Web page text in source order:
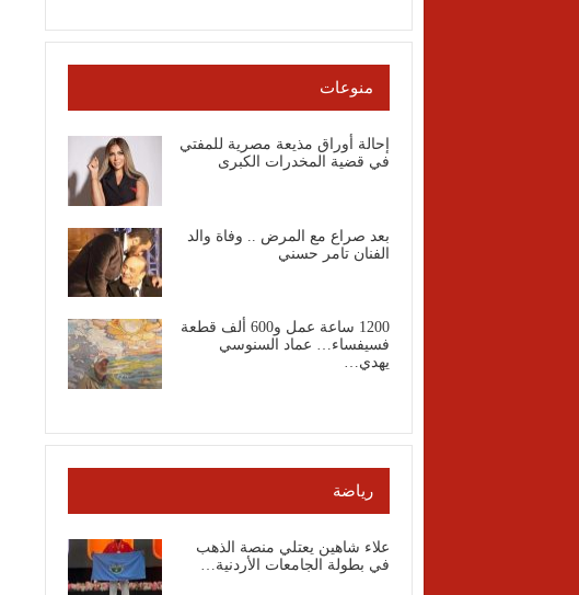
منوعات
إحالة أوراق مذيعة مصرية للمفتي
في قضية المخدرات الكبرى
بعد صراع مع المرض .. وفاة والد
الفنان تامر حسني
1200 ساعة عمل و600 ألف قطعة
فسيفساء… عماد السنوسي
يهدي…
رياضة
علاء شاهين يعتلي منصة الذهب
في بطولة الجامعات الأردنية…